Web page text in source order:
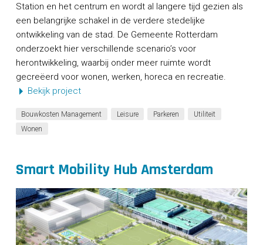
Station en het centrum en wordt al langere tijd gezien als
een belangrijke schakel in de verdere stedelijke
ontwikkeling van de stad. De Gemeente Rotterdam
onderzoekt hier verschillende scenario’s voor
herontwikkeling, waarbij onder meer ruimte wordt
gecreëerd voor wonen, werken, horeca en recreatie.
Bekijk project
Bouwkosten Management Leisure Parkeren
Utiliteit
Wonen
Smart Mobility Hub Amsterdam